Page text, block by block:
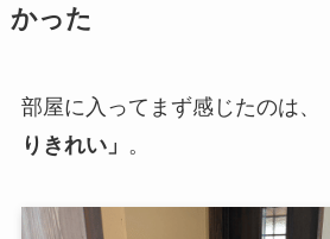
かった
部屋に入ってまず感じたのは、
りきれい」 。